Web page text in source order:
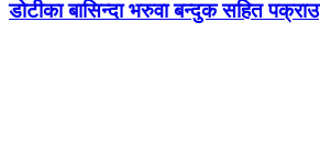
डोटीका बासिन्दा भरुवा बन्दुक सहित पक्राउ